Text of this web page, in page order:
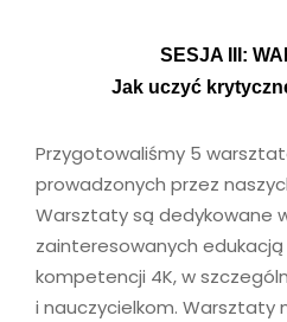
SESJA III:
Jak uczyć
Przygotowaliśmy 5
prowadzonych przez
Warsztaty są dedykowane
zainteresowanych
kompetencji 4K, w
i nauczycielkom. Warsztaty